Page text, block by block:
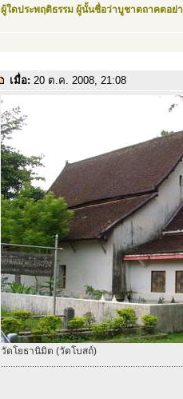
ผู้ใดประพฤติธรรม ผู้นั้นชื่อว่าบูชาตถาคตอย่า
เมื่อ: 20 ต.ค. 2008, 21:08
วัดโยธานิมิต (วัดโบสถ์)
............................................................................